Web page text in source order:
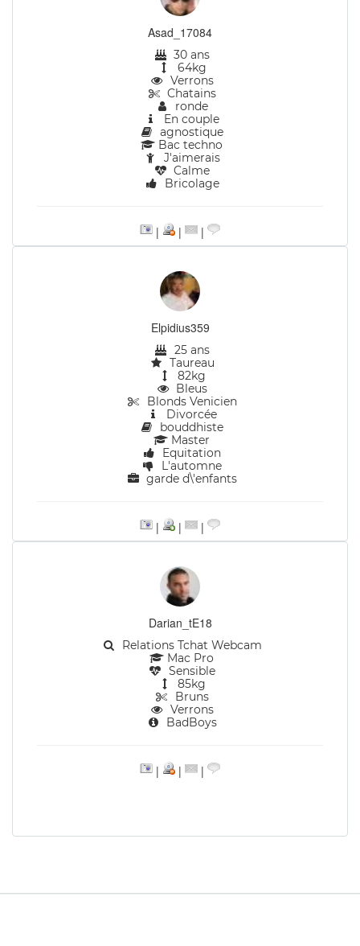
Asad_17084
30 ans
64kg
Verrons
Chatains
ronde
En couple
agnostique
Bac techno
J'aimerais
Calme
Bricolage
| | |
Elpidius359
25 ans
Taureau
82kg
Bleus
Blonds Venicien
Divorcée
bouddhiste
Master
Equitation
L'automne
garde d\'enfants
| | |
Darian_tE18
Relations Tchat Webcam
Mac Pro
Sensible
85kg
Bruns
Verrons
BadBoys
| | |